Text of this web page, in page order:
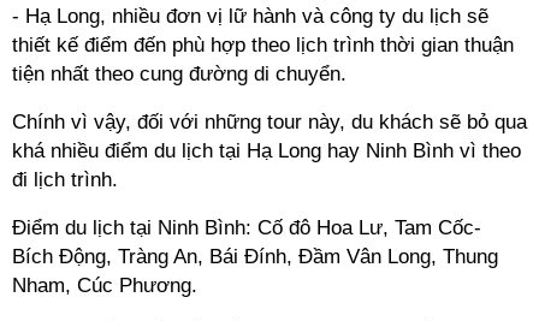
- Hạ Long, nhiều đơn vị lữ hành và công ty du lịch sẽ
thiết kế điểm đến phù hợp theo lịch trình thời gian thuận
tiện nhất theo cung đường di chuyển.
Chính vì vậy, đối với những tour này, du khách sẽ bỏ qua
khá nhiều điểm du lịch tại Hạ Long hay Ninh Bình vì theo
đi lịch trình.
Điểm du lịch tại Ninh Bình: Cố đô Hoa Lư, Tam Cốc-
Bích Động, Tràng An, Bái Đính, Đầm Vân Long, Thung
Nham, Cúc Phương.